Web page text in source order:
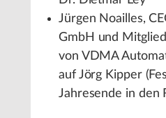
Jürgen Noailles,
GmbH und
von VDMA
auf Jörg Kipper
Jahresende in den